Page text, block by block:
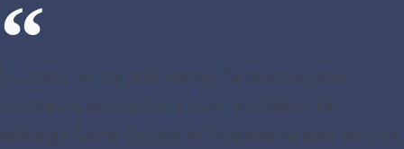
[…] Dans un second temps, l’aspect un peu
couteau suisse qu’on a dans ma filière. On
mélange Game Design et Programmation, on a un